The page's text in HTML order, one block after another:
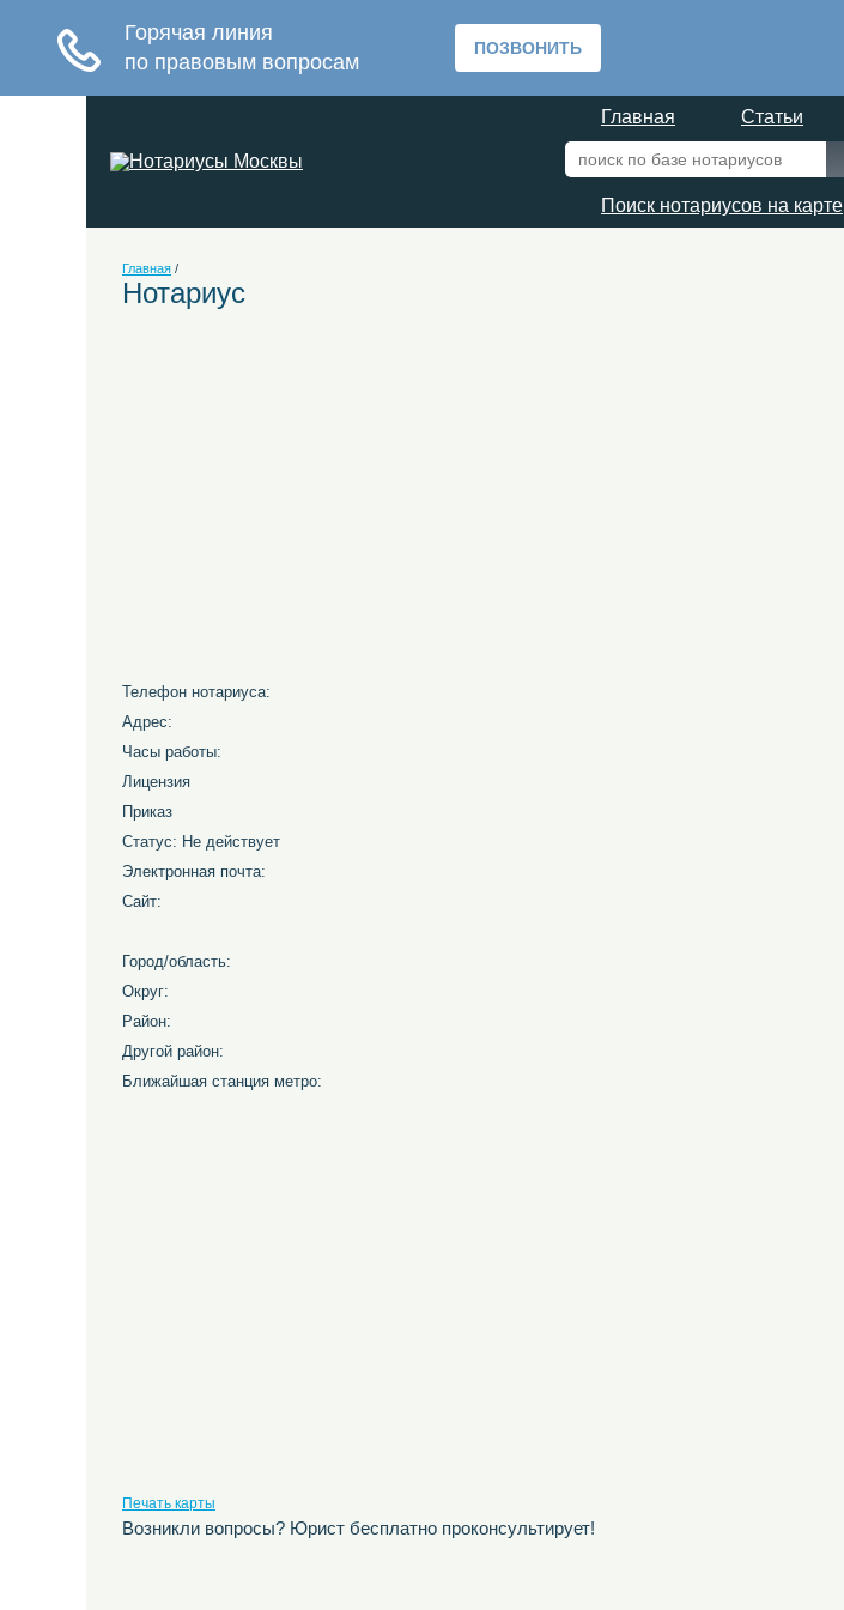
Главная Статьи
Поиск нотариусов на карте
Главная /
Нотариус
Телефон нотариуса:
Адрес:
Часы работы:
Лицензия
Приказ
Статус: Не действует
Электронная почта:
Сайт:
Город/область:
Округ:
Район:
Другой район:
Ближайшая станция метро:
Печать карты
Возникли вопросы? Юрист бесплатно проконсультирует!